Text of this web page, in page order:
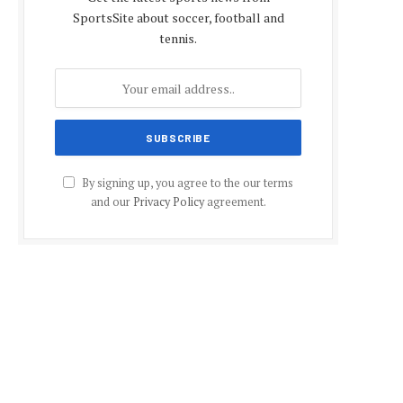
SportsSite about soccer, football and
tennis.
By signing up, you agree to the our terms
and our Privacy Policyagreement.